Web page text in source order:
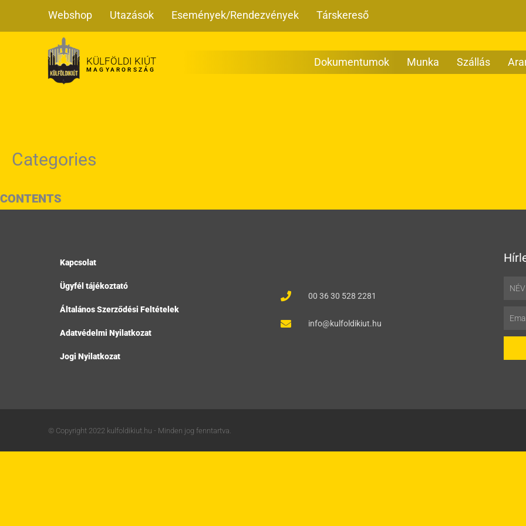
to
Webshop Utazások Események/Rendezvények Társkereső
KÜLFÖLDI KIÚT
MAGYARORSZÁG
Dokumentumok Munka Szállás
Categories
CONTENTS
Kapcsolat
Ügyfél tájékoztató
Általános Szerződési Feltételek
Adatvédelmi Nyilatkozat
Jogi Nyilatkozat
00 36 30 528 2281
info@kulfoldikiut.hu
© Copyright 2022 kulfoldikiut.hu - Minden jog fenntartva.